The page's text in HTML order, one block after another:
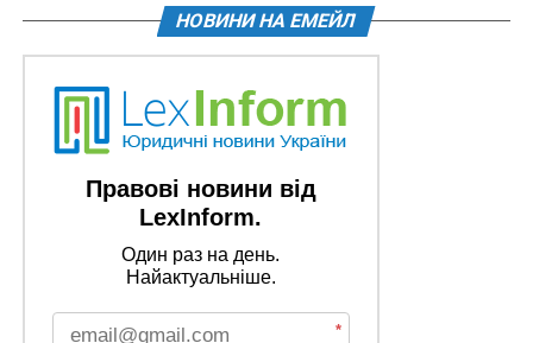
НОВИНИ НА ЕМЕЙЛ
Правові новини від
LexInform.
Один раз на день.
Найактуальніше.
*